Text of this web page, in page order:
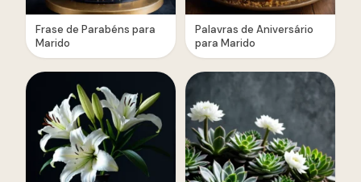
Frase de Parabéns para
Marido
Palavras de Aniversário
para Marido